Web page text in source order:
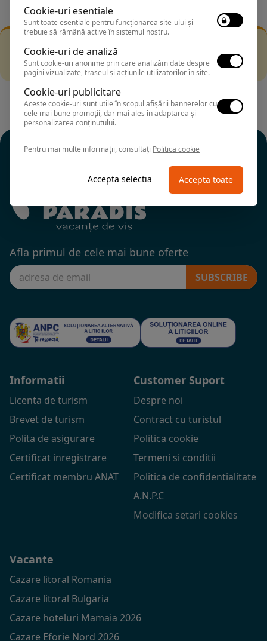
Incearca sa folosesti o cautarea mai generala sau alege
alte fitre.
Afla primul de cele mai bune oferte
SUBSCRIBE
Informatii
Licenta de turism
Brevet de turism
Polita de asigurare
Certificat inregistrare
Certificat membru ANAT
Customer Suport
Despre noi
Contract cu turistul
Politica cookie
Termeni si conditii
Politica de confidentialitate
A.N.P.C
Modifica setari cookies
Vacante
Cazare litoral Romania
Cazare litoral Bulgaria
Cazare hoteluri Mamaia 2026
Cazare Eforie Nord 2026
Cookie-uri esentiale
Sunt toate esențiale pentru funcționarea site-ului și
trebuie să rămână active în sistemul nostru.
Cookie-uri de analiză
Sunt cookie-uri anonime prin care analizăm date despre
pagini vizualizate, traseul și acțiunile utilizatorilor în site.
Cookie-uri publicitare
Aceste cookie-uri sunt utile în scopul afișării bannerelor cu
cele mai bune promoții, dar mai ales în adaptarea și
personalizarea conținutului.
Pentru mai multe informații, consultați Politica cookie
Accepta selectia Accepta toate